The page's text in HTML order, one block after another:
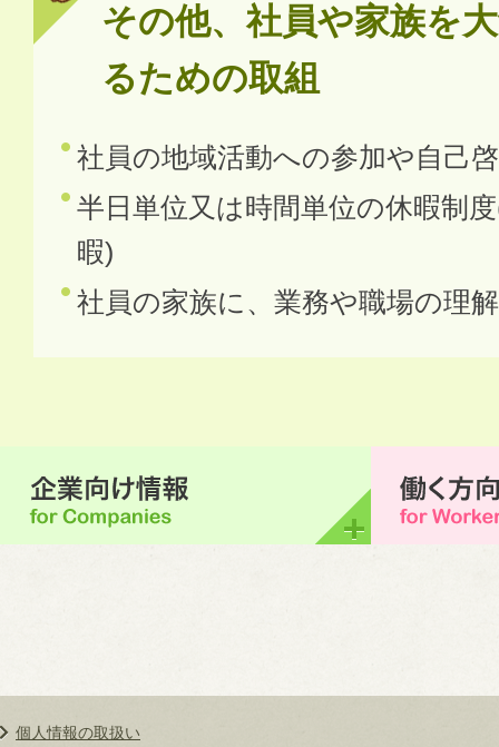
その他、社員や家族を
るための取組
社員の地域活動への参加や自己
半日単位又は時間単位の休暇制
暇)
社員の家族に、業務や職場の理
個人情報の取扱い